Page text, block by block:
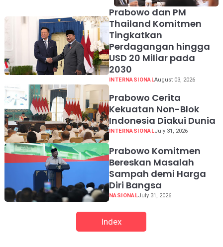
Prabowo dan PM
Thailand Komitmen
Tingkatkan
Perdagangan hingga
USD 20 Miliar pada
2030
INTERNASIONALAugust 03, 2026
Prabowo Cerita
Kekuatan Non-Blok
Indonesia Diakui Dunia
INTERNASIONALJuly 31, 2026
Prabowo Komitmen
Bereskan Masalah
Sampah demi Harga
Diri Bangsa
NASIONALJuly 31, 2026
Index